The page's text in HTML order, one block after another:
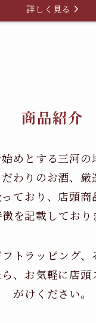
詳しく見る
商品紹介
めとする三河の
わりのお酒、 厳
ており、店頭商
を記載しており
トラッピング、
、お気軽に店
がけください。